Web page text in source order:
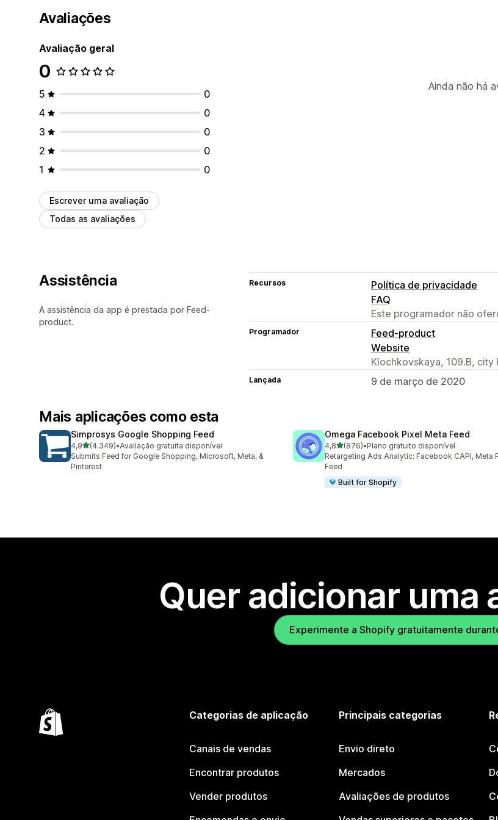
Avaliações
Avaliação geral
0
5
0
4
0
3
0
2
0
1
0
Escrever uma avaliação
Todas as avaliações
Ainda não há
Assistência
A assistência da app é prestada por Feed-
product.
Recursos
Política de privacidade
FAQ
Este programador não
Programador
Feed-product
Website
Klochkovskaya, 109.B, city
Lançada 9 de março de 2020
Mais aplicações como esta
Simprosys Google Shopping Feed
4,9de 5 estrelas
(4.349)
4349 total de avaliações
•Avaliação gratuita disponível
Submits Feed for Google Shopping, Microsoft, Meta, &
Pinterest
Omega Facebook Pixel Meta Feed
4,8de 5 estrelas
(876)
876 total de avaliações
•Plano gratuito disponível
Retargeting Ads Analytic: Facebook CAPI, Meta
Feed
Built for Shopify
Quer adicionar uma
Experimente a Shopify gratuitamente
Categorias de aplicação
Canais de vendas
Encontrar produtos
Vender produtos
Principais categorias
Envio direto
Mercados
Avaliações de produtos